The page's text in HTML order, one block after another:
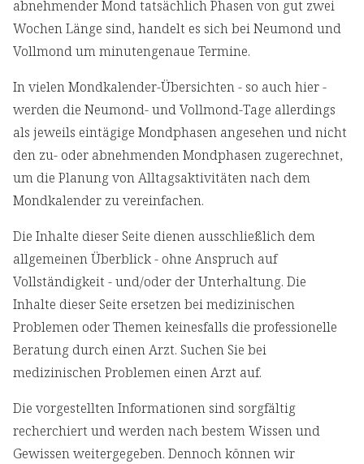
abnehmender Mond tatsächlich Phasen von gut zwei
Wochen Länge sind, handelt es sich bei Neumond und
Vollmond um minutengenaue Termine.
In vielen Mondkalender-Übersichten - so auch hier -
werden die Neumond- und Vollmond-Tage allerdings
als jeweils eintägige Mondphasen angesehen und nicht
den zu- oder abnehmenden Mondphasen zugerechnet,
um die Planung von Alltagsaktivitäten nach dem
Mondkalender zu vereinfachen.
Die Inhalte dieser Seite dienen ausschließlich dem
allgemeinen Überblick - ohne Anspruch auf
Vollständigkeit - und/oder der Unterhaltung. Die
Inhalte dieser Seite ersetzen bei medizinischen
Problemen oder Themen keinesfalls die professionelle
Beratung durch einen Arzt. Suchen Sie bei
medizinischen Problemen einen Arzt auf.
Die vorgestellten Informationen sind sorgfältig
recherchiert und werden nach bestem Wissen und
Gewissen weitergegeben. Dennoch können wir